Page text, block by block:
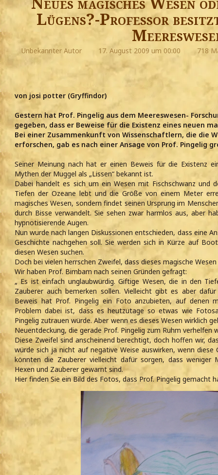
Lügens?-Professor
Unbekannter Autor 17. August 2009 um 00:00 718
von josi potter (Gryffindor)
Gestern hat Prof. Pingelig aus dem Meereswesen-
gegeben, dass er Beweise für die Existenz eines neuen
Bei einer Zusammenkunft von Wissenschaftlern, die die
erforschen, gab es nach einer Ansage von Prof. Pingelig
Seiner Meinung nach hat er einen Beweis für die Existenz
Mythen der Muggel als „Lissen“ bekannt ist.
Dabei handelt es sich um ein Wesen mit Fischschwanz und
Tiefen der Ozeane lebt und die Größe von einem Meter
magisches Wesen, sondern findet seinen Ursprung im
durch Bisse verwandelt. Sie sehen zwar harmlos aus, aber
hypnotisierende Augen.
Nun wurde nach langen Diskussionen entschieden, dass eine
Geschichte nachgehen soll. Sie werden sich in Kürze auf
diesen Wesen suchen.
Doch bei vielen herrschen Zweifel, dass dieses magische
Wir haben Prof. Bimbam nach seinen Gründen gefragt:
„ Es ist einfach unglaubwürdig. Giftige Wesen, die in den
Zauberer auch bemerken sollen. Vielleicht gibt es aber
Beweis hat Prof. Pingelig ein Foto anzubieten, auf denen
Problem dabei ist, dass es heutzutage so etwas wie
Pingelig zutrauen würde. Aber wenn es dieses Wesen wirklich
Neuentdeckung, die gerade Prof. Pingelig zum Ruhm verhelfen
Diese Zweifel sind anscheinend berechtigt, doch hoffen wir,
würde sich ja nicht auf negative Weise auswirken, wenn
könnten die Zauberer vielleicht dafür sorgen, dass weniger
Hexen und Zauberer gewarnt sind.
Hier finden Sie ein Bild des Fotos, dass Prof. Pingelig gemacht